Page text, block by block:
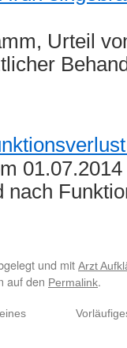
Urteil
nach
und mit Arzt
auf den Permalink.